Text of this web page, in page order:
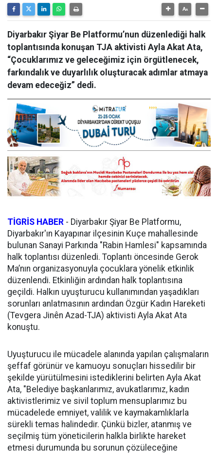
Diyarbakır Şiyar Be Platformu’nun düzenlediği halk
toplantısında konuşan TJA aktivisti Ayla Akat Ata,
“Çocuklarımız ve geleceğimiz için örgütlenecek,
farkındalık ve duyarlılık oluşturacak adımlar atmaya
devam edeceğiz” dedi.
TİGRİS HABER - Diyarbakır Şiyar Be Platformu,
Diyarbakır'ın Kayapınar ilçesinin Kuçe mahallesinde
bulunan Sanayi Parkında "Rabin Hamlesi" kapsamında
halk toplantısı düzenledi. Toplantı öncesinde Gerok
Ma’nın organizasyonuyla çocuklara yönelik etkinlik
düzenlendi. Etkinliğin ardından halk toplantısına
geçildi. Halkın uyuşturucu kullanımından yaşadıkları
sorunları anlatmasının ardından Özgür Kadın Hareketi
(Tevgera Jinên Azad-TJA) aktivisti Ayla Akat Ata
konuştu.
Uyuşturucu ile mücadele alanında yapılan çalışmaların
şeffaf görünür ve kamuoyu sonuçları hissedilir bir
şekilde yürütülmesini istediklerini belirten Ayla Akat
Ata, "Belediye başkanlarımız, avukatlarımız, kadın
aktivistlerimiz ve sivil toplum mensuplarımız bu
mücadelede emniyet, valilik ve kaymakamlıklarla
sürekli temas halindedir. Çünkü bizler, atanmış ve
seçilmiş tüm yöneticilerin halkla birlikte hareket
etmesi durumunda bu sorunun çözüleceğine